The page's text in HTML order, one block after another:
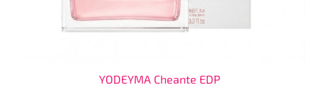
YODEYMA Cheante EDP